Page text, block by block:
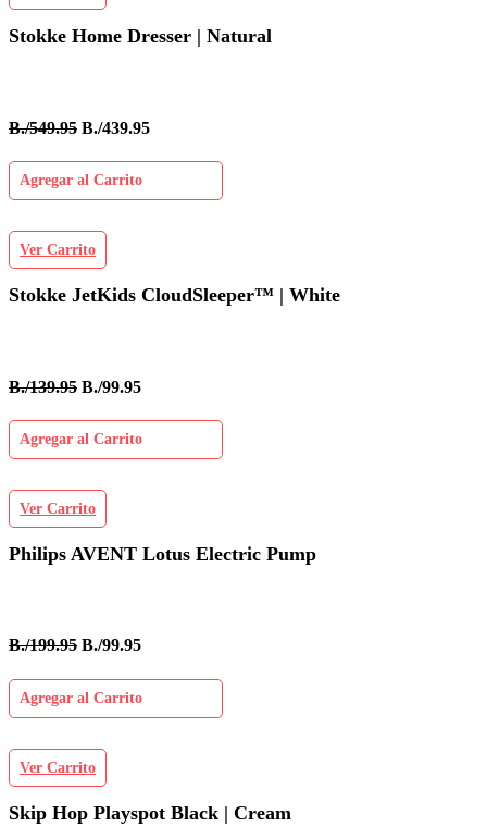
Stokke Home Dresser | Natural
B./549.95 B./439.95
Agregar al Carrito
Ver Carrito
Stokke JetKids CloudSleeper™ | White
B./139.95 B./99.95
Agregar al Carrito
Ver Carrito
Philips AVENT Lotus Electric Pump
B./199.95 B./99.95
Agregar al Carrito
Ver Carrito
Skip Hop Playspot Black | Cream